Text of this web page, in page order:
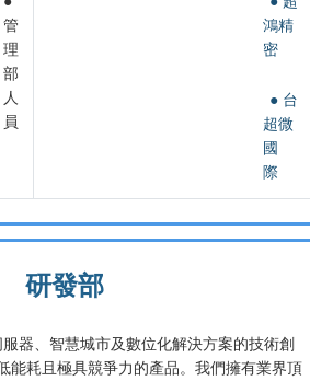
管
理
部
人
員
鴻精
密
● 台
超微
國
際
研發部
器、智慧城市及數位化解決方案的技術創
能耗且極具競爭力的產品。我們擁有業界頂